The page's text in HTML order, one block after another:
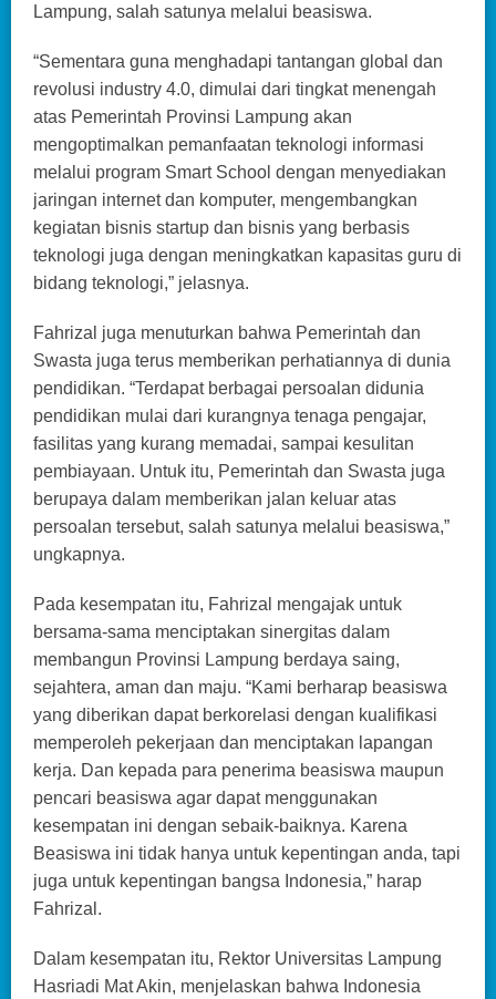
Lampung, salah satunya melalui beasiswa.
“Sementara guna menghadapi tantangan global dan
revolusi industry 4.0, dimulai dari tingkat menengah
atas Pemerintah Provinsi Lampung akan
mengoptimalkan pemanfaatan teknologi informasi
melalui program Smart School dengan menyediakan
jaringan internet dan komputer, mengembangkan
kegiatan bisnis startup dan bisnis yang berbasis
teknologi juga dengan meningkatkan kapasitas guru di
bidang teknologi,” jelasnya.
Fahrizal juga menuturkan bahwa Pemerintah dan
Swasta juga terus memberikan perhatiannya di dunia
pendidikan. “Terdapat berbagai persoalan didunia
pendidikan mulai dari kurangnya tenaga pengajar,
fasilitas yang kurang memadai, sampai kesulitan
pembiayaan. Untuk itu, Pemerintah dan Swasta juga
berupaya dalam memberikan jalan keluar atas
persoalan tersebut, salah satunya melalui beasiswa,”
ungkapnya.
Pada kesempatan itu, Fahrizal mengajak untuk
bersama-sama menciptakan sinergitas dalam
membangun Provinsi Lampung berdaya saing,
sejahtera, aman dan maju. “Kami berharap beasiswa
yang diberikan dapat berkorelasi dengan kualifikasi
memperoleh pekerjaan dan menciptakan lapangan
kerja. Dan kepada para penerima beasiswa maupun
pencari beasiswa agar dapat menggunakan
kesempatan ini dengan sebaik-baiknya. Karena
Beasiswa ini tidak hanya untuk kepentingan anda, tapi
juga untuk kepentingan bangsa Indonesia,” harap
Fahrizal.
Dalam kesempatan itu, Rektor Universitas Lampung
Hasriadi Mat Akin, menjelaskan bahwa Indonesia